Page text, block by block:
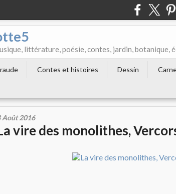
littérature, poésie, contes, jardin, botanique,
Contes et histoires Dessin
Août 2016
vire des monolithes,